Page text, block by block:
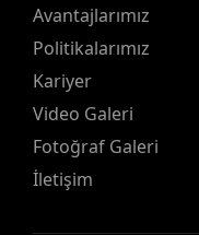
Avantajlarımız
Politikalarımız
Kariyer
Video Galeri
Fotoğraf Galeri
İletişim